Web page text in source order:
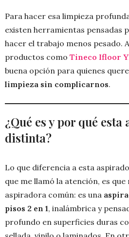
Para hacer esa limpieza
existen herramientas pensadas
hacer el trabajo menos pesado.
productos como Tineco Ifloor
buena opción para quienes
limpieza sin complicarnos.
¿Qué es y por qué
distinta?
Lo que diferencia a esta
que me llamó la atención, es que
aspiradora común: es una
pisos 2 en 1, inalámbrica y
profundo en superficies duras